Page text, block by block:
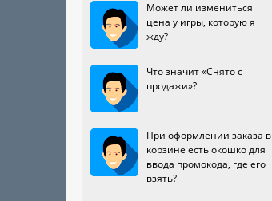
Может ли измениться
цена у игры, которую я
жду?
Что значит «Снято с
продажи»?
При оформлении заказа в
корзине есть окошко для
ввода промокода, где его
взять?